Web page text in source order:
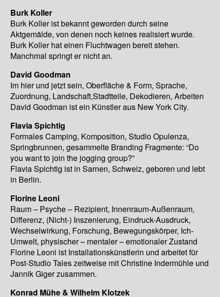
Burk Koller
Burk Koller ist bekannt geworden durch seine
Aktgemälde, von denen noch keines realisiert wurde.
Burk Koller hat einen Fluchtwagen bereit stehen.
Manchmal springt er nicht an.
David Goodman
Im hier und jetzt sein, Oberfläche & Form, Sprache,
Zuordnung, Landschaft,Stadtteile, Dekodieren, Arbeiten
David Goodman ist ein Künstler aus New York City.
Flavia Spichtig
Formales Camping, Komposition, Studio Opulenza,
Springbrunnen, gesammelte Branding Fragmente: “Do
you want to join the jogging group?”
Flavia Spichtig ist in Sarnen, Schweiz, geboren und lebt
in Berlin.
Florine Leoni
Raum – Psyche – Rezipient, Innenraum-Außenraum,
Differenz, (Nicht-) Inszenierung, Eindruck-Ausdruck,
Wechselwirkung, Forschung, Bewegungskörper, Ich-
Umwelt, physischer – mentaler – emotionaler Zustand
Florine Leoni ist Installationskünstlerin und arbeitet für
Post-Studio Tales zeitweise mit Christine Indermühle und
Jannik Giger zusammen.
Konrad Mühe & Wilhelm Klotzek